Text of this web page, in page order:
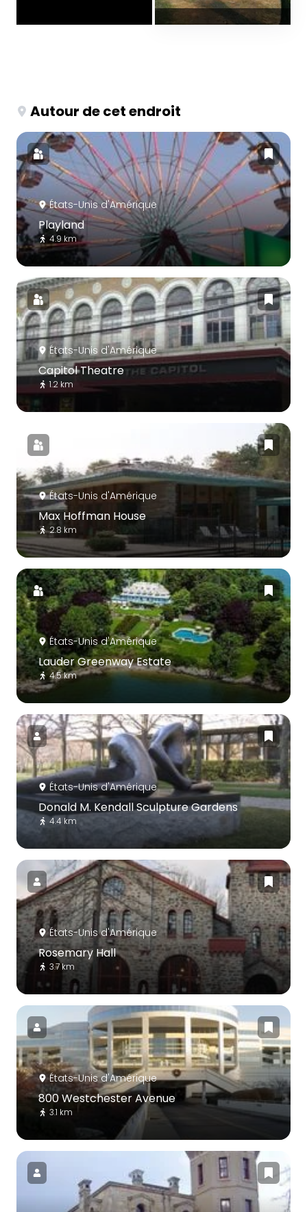
Autour de cet endroit
États-Unis d'Amérique
Playland
4.9 km
États-Unis d'Amérique
Capitol Theatre
1.2 km
États-Unis d'Amérique
Max Hoffman House
2.8 km
États-Unis d'Amérique
Lauder Greenway Estate
4.5 km
États-Unis d'Amérique
Donald M. Kendall Sculpture Gardens
4.4 km
États-Unis d'Amérique
Rosemary Hall
3.7 km
États-Unis d'Amérique
800 Westchester Avenue
3.1 km